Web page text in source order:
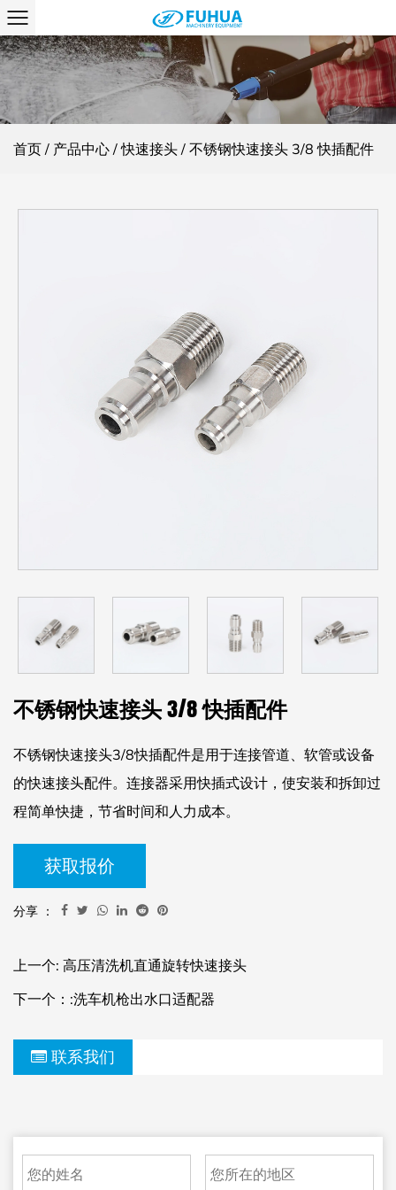
首页 / 产品中心 /快速接头 / 不锈钢快速接头 3/8 快插配件
不锈钢快速接头 3/8 快插配件
不锈钢快速接头3/8快插配件是用于连接管道、软管或设备
的快速接头配件。连接器采用快插式设计，使安装和拆卸过
程简单快捷，节省时间和人力成本。
获取报价
分享 ：
上一个: 高压清洗机直通旋转快速接头
下一个：:洗车机枪出水口适配器
联系我们